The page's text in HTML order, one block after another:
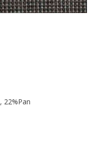
22%Pan